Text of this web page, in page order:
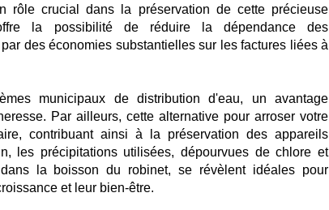
rôle crucial dans la préservation de cette précieuse
la possibilité de réduire la dépendance des
des économies substantielles sur les factures liées à
municipaux de distribution d'eau, un avantage
Par ailleurs, cette alternative pour arroser votre
contribuant ainsi à la préservation des appareils
les précipitations utilisées, dépourvues de chlore et
la boisson du robinet, se révèlent idéales pour
et leur bien-être.